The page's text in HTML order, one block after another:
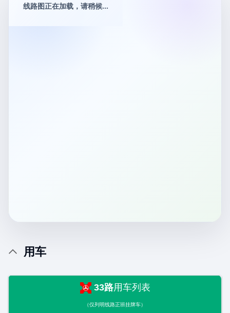
线路图正在加载，请稍候...
用车
33路用车列表
（仅列明线路正班挂牌车）